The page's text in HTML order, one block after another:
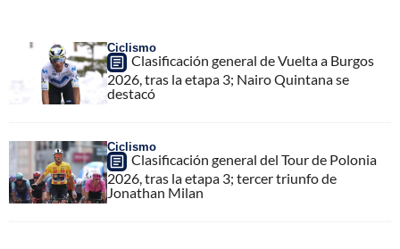
Ciclismo
Clasificación general de Vuelta a Burgos
2026, tras la etapa 3; Nairo Quintana se
destacó
Ciclismo
Clasificación general del Tour de Polonia
2026, tras la etapa 3; tercer triunfo de
Jonathan Milan